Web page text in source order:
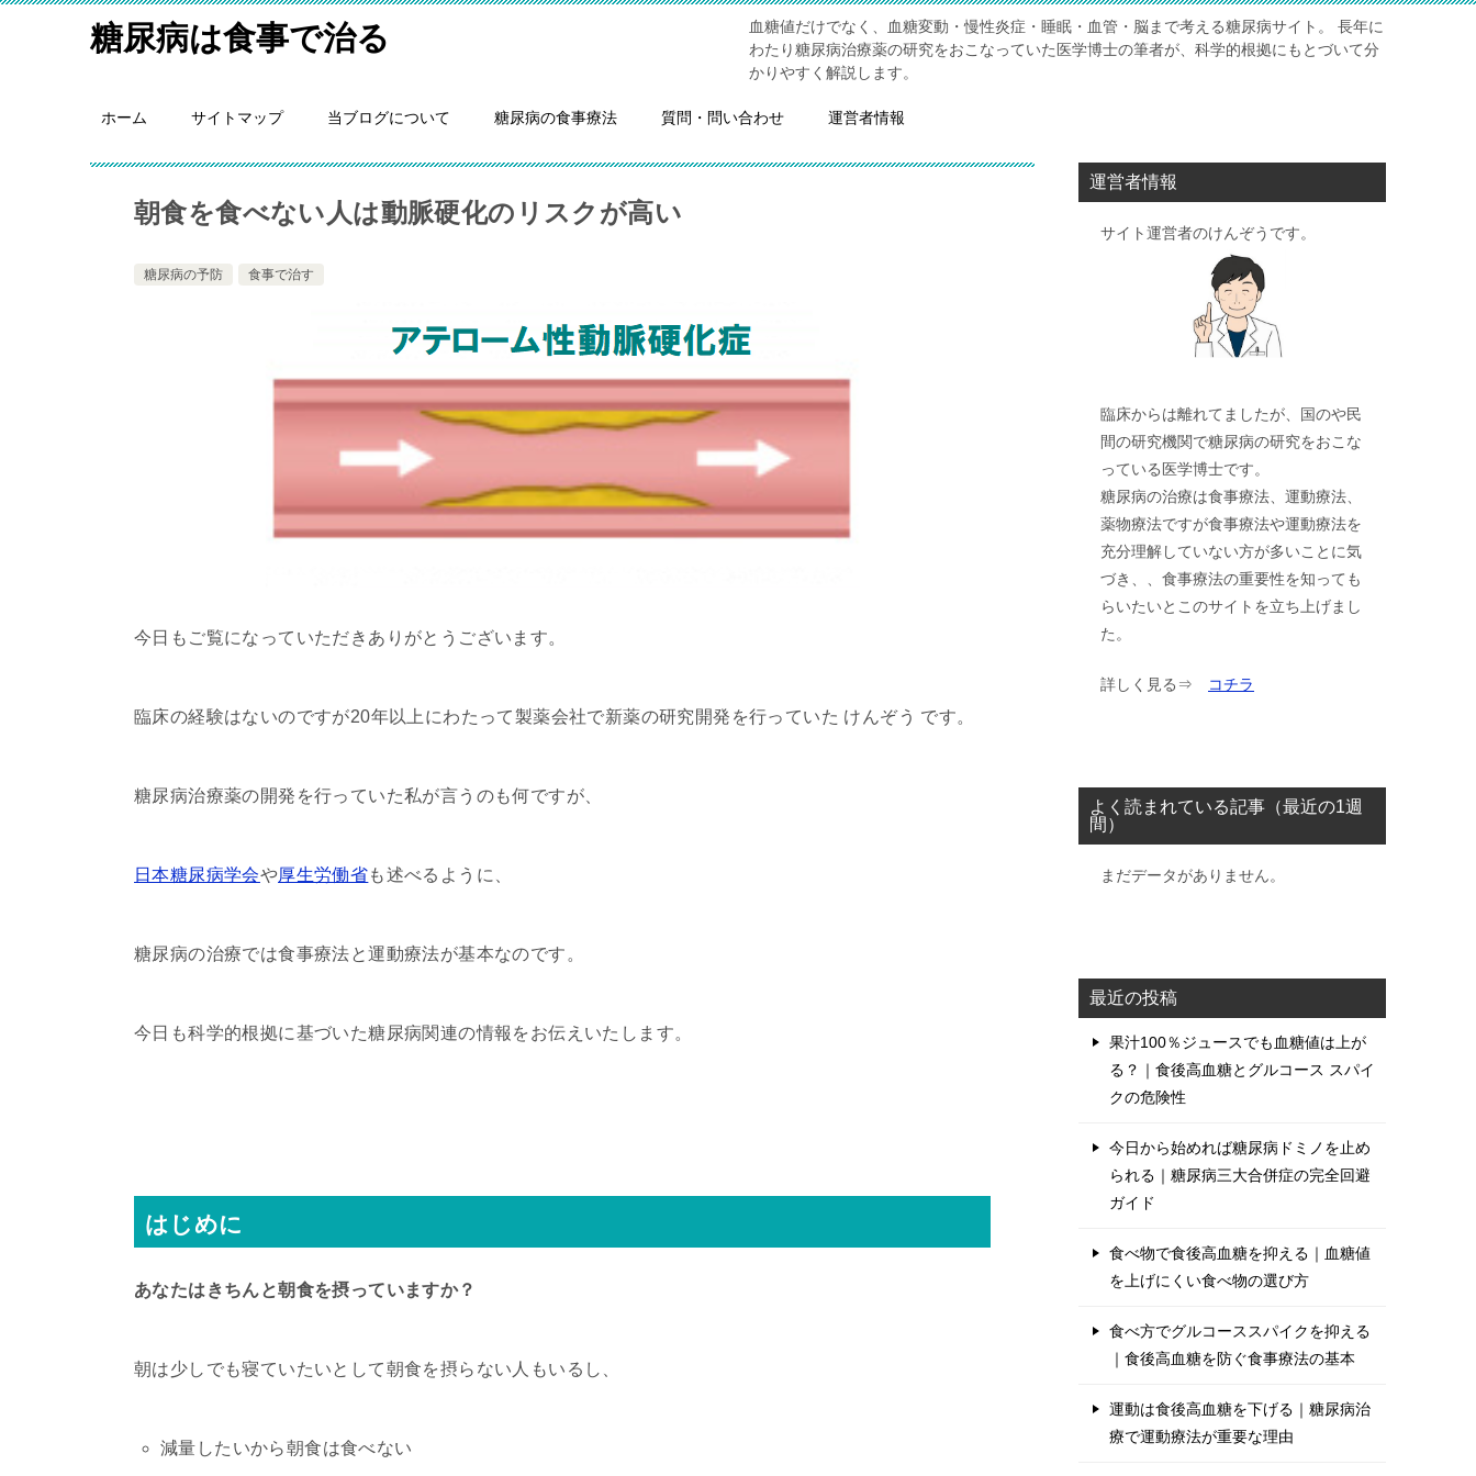
糖尿病は食事で治る
血糖値だけでなく、血糖変動・慢性炎症・睡眠・血管・脳まで考える糖尿病サイト。 長年に
わたり糖尿病治療薬の研究をおこなっていた医学博士の筆者が、科学的根拠にもとづいて分
かりやすく解説します。
ホーム サイトマップ 当ブログについて 糖尿病の食事療法 質問・問い合わせ 運営者情報
朝食を食べない人は動脈硬化のリスクが高い
糖尿病の予防 食事で治す
今日もご覧になっていただきありがとうございます。
臨床の経験はないのですが20年以上にわたって製薬会社で新薬の研究開発を行っていた けんぞう です。
糖尿病治療薬の開発を行っていた私が言うのも何ですが、
日本糖尿病学会や厚生労働省も述べるように、
糖尿病の治療では食事療法と運動療法が基本なのです。
今日も科学的根拠に基づいた糖尿病関連の情報をお伝えいたします。
はじめに
あなたはきちんと朝食を摂っていますか？
朝は少しでも寝ていたいとして朝食を摂らない人もいるし、
減量したいから朝食は食べない
運営者情報
サイト運営者のけんぞうです。
臨床からは離れてましたが、国のや民
間の研究機関で糖尿病の研究をおこな
っている医学博士です。
糖尿病の治療は食事療法、運動療法、
薬物療法ですが食事療法や運動療法を
充分理解していない方が多いことに気
づき、、食事療法の重要性を知っても
らいたいとこのサイトを立ち上げまし
た。
詳しく見る⇒ コチラ
よく読まれている記事（最近の1週
間）
まだデータがありません。
最近の投稿
果汁100％ジュースでも血糖値は上が
る？｜食後高血糖とグルコース スパイ
クの危険性
今日から始めれば糖尿病ドミノを止め
られる｜糖尿病三大合併症の完全回避
ガイド
食べ物で食後高血糖を抑える｜血糖値
を上げにくい食べ物の選び方
食べ方でグルコーススパイクを抑える
｜食後高血糖を防ぐ食事療法の基本
運動は食後高血糖を下げる｜糖尿病治
療で運動療法が重要な理由